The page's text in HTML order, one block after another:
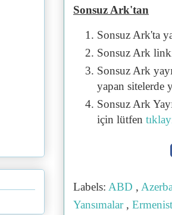
Sonsuz Ark'tan
Sonsuz Ark'ta
Sonsuz Ark
Sonsuz Ark
yapan sitelerde
Sonsuz Ark
için lütfen
Labels: ABD ,
Yansımalar ,